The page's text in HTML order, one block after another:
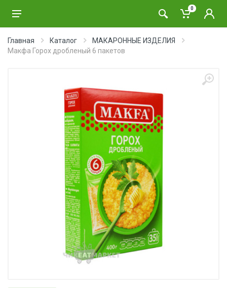
0
Главная Каталог
МАКАРОННЫЕ ИЗДЕЛИЯ
Макфа Горох дробленый 6 пакетов